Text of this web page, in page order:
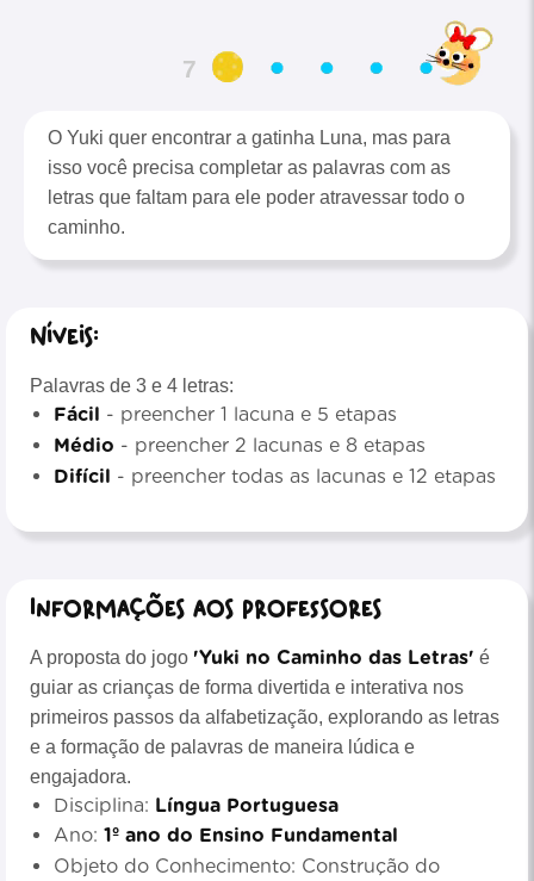
6
O Yuki quer encontrar a gatinha Luna, mas para
isso você precisa completar as palavras com as
letras que faltam para ele poder atravessar todo o
caminho.
Níveis:
Palavras de 3 e 4 letras:
Fácil - preencher 1 lacuna e 5 etapas
Médio - preencher 2 lacunas e 8 etapas
Difícil - preencher todas as lacunas e 12 etapas
Informações aos professores
A proposta do jogo 'Yuki no Caminho das Letras' é
guiar as crianças de forma divertida e interativa nos
primeiros passos da alfabetização, explorando as letras
e a formação de palavras de maneira lúdica e
engajadora.
Disciplina: Língua Portuguesa
Ano: 1º ano do Ensino Fundamental
Objeto do Conhecimento: Construção do